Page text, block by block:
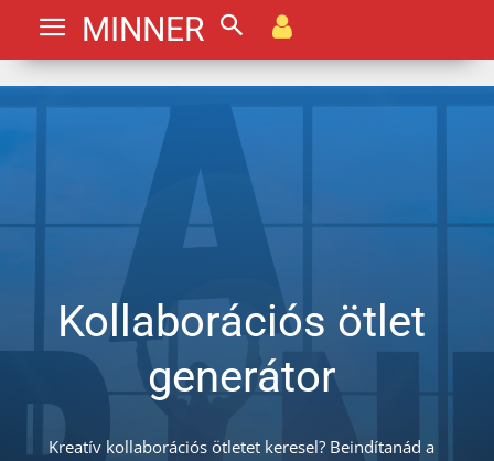
MINNER
Kollaborációs ötlet
generátor
Kreatív kollaborációs ötletet keresel? Beindítanád a